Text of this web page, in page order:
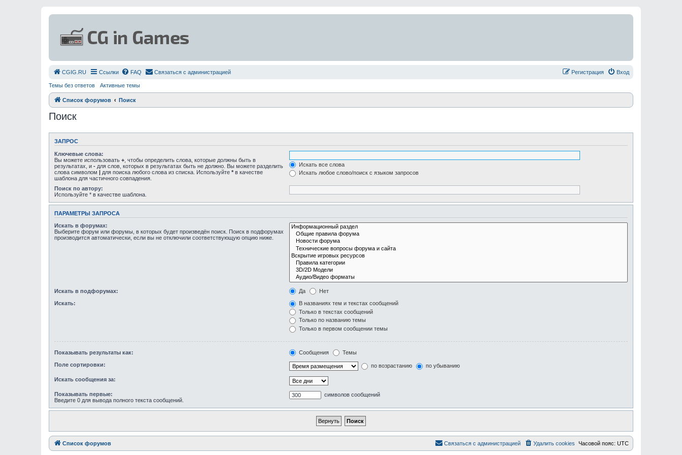
СGIG.RU Ссылки FAQ Связаться с администрацией Вход
Регистрация
Темы без ответов Активные темы
Список форумов Поиск
Поиск
ЗАПРОС
Ключевые слова:
Вы можете использовать + , чтобы определить слова, которые должны быть в
результатах, и - для слов, которых в результатах быть не должно. Вы можете разделить
слова символом | для поиска любого слова из списка. Используйте * в качестве
шаблона для частичного совпадения.
Искать все слова
Искать любое слово/поиск с языком запросов
Поиск по автору:
Используйте * в качестве шаблона.
ПАРАМЕТРЫ ЗАПРОСА
Искать в форумах:
Выберите форум или форумы, в которых будет произведён поиск. Поиск в подфорумах
производится автоматически, если вы не отключили соответствующую опцию ниже.
Искать в подфорумах: Да Нет
Искать:
В названиях тем и текстах сообщений
Только в текстах сообщений
Только по названию темы
Только в первом сообщении темы
Показывать результаты как: Сообщения Темы
Поле сортировки: по возрастанию по убыванию
Искать сообщения за:
Показывать первые:
Введите 0 для вывода полного текста сообщений.
символов сообщений
Список форумов Часовой пояс: UTC
Удалить cookies
Связаться с администрацией